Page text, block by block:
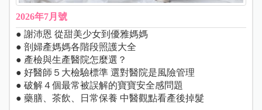
2026年7月號
● 謝沛恩 從甜美少女到優雅媽媽
● 剖婦產媽媽各階段照護大全
● 產檢與生產醫院怎麼選？
● 好醫師５大檢驗標準 選對醫院是風險管理
● 破解４個最常被誤解的寶寶安全感問題
● 藥膳、茶飲、日常保養 中醫觀點看產後掉髮